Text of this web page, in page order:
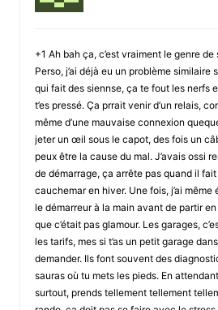
+1 Ah bah ça, c’est vraiment le genre
Perso, j’ai déjà eu un problème similaire
qui fait des siennse, ça te fout les nerfs
t’es pressé. Ça prrait venir d’un relais,
même d’une mauvaise connexion
jeter un œil sous le capot, des fois un
peux être la cause du mal. J’avais ossi
de démarrage, ça arrête pas quand il fait
cauchemar en hiver. Une fois, j’ai
le démarreur à la main avant de partir
que c’était pas glamour. Les garages,
les tarifs, mes si t’as un petit garage
demander. Ils font souvent des
sauras où tu mets les pieds. En
surtout, prends tellement tellement